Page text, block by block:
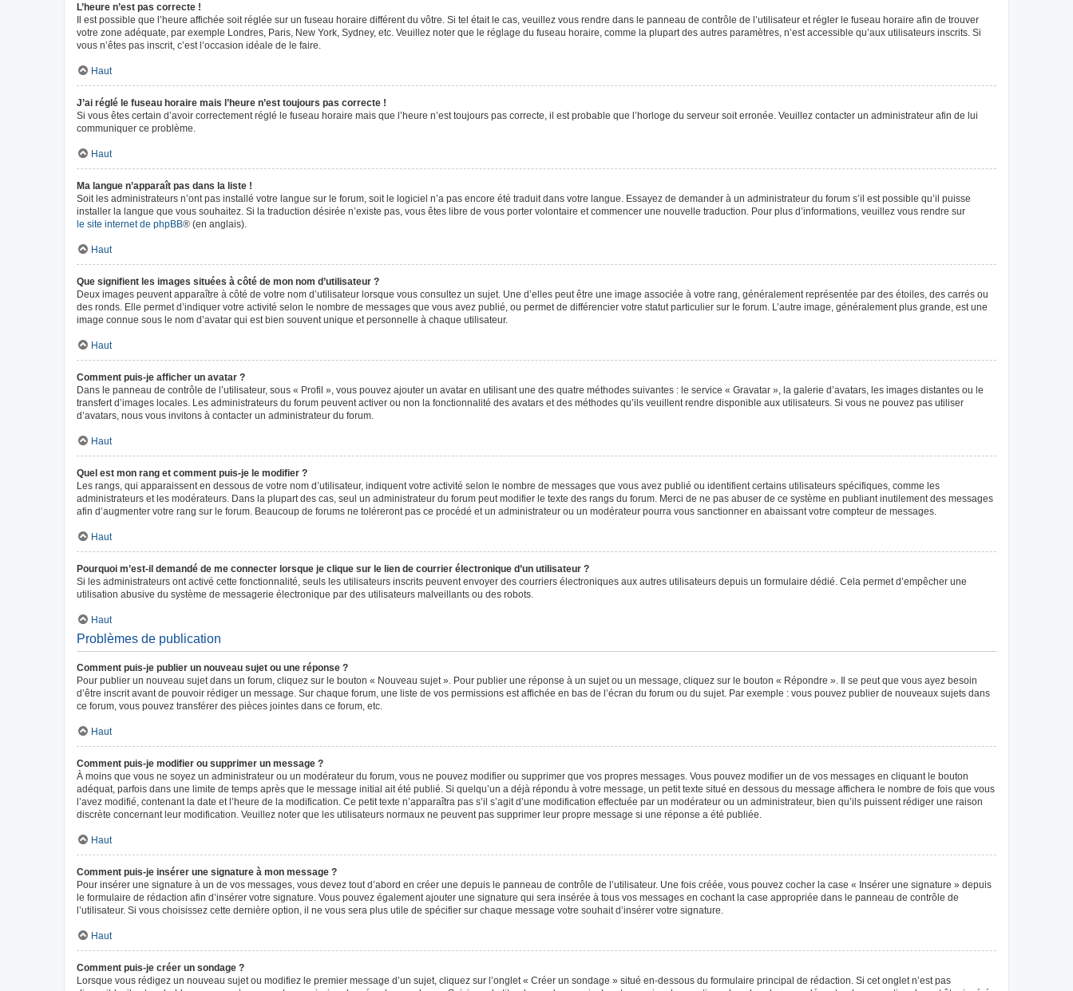
L’heure n’est pas correcte !
Il est possible que l’heure affichée soit réglée sur un fuseau horaire différent du vôtre. Si tel était le cas, veuillez vous rendre dans le panneau de contrôle de l’utilisateur et régler le fuseau horaire afin de trouver
votre zone adéquate, par exemple Londres, Paris, New York, Sydney, etc. Veuillez noter que le réglage du fuseau horaire, comme la plupart des autres paramètres, n’est accessible qu’aux utilisateurs inscrits. Si
vous n’êtes pas inscrit, c’est l’occasion idéale de le faire.
Haut
J’ai réglé le fuseau horaire mais l’heure n’est toujours pas correcte !
Si vous êtes certain d’avoir correctement réglé le fuseau horaire mais que l’heure n’est toujours pas correcte, il est probable que l’horloge du serveur soit erronée. Veuillez contacter un administrateur afin de lui
communiquer ce problème.
Haut
Ma langue n’apparaît pas dans la liste !
Soit les administrateurs n’ont pas installé votre langue sur le forum, soit le logiciel n’a pas encore été traduit dans votre langue. Essayez de demander à un administrateur du forum s’il est possible qu’il puisse
installer la langue que vous souhaitez. Si la traduction désirée n’existe pas, vous êtes libre de vous porter volontaire et commencer une nouvelle traduction. Pour plus d’informations, veuillez vous rendre sur
le site internet de phpBB® (en anglais).
Haut
Que signifient les images situées à côté de mon nom d’utilisateur ?
Deux images peuvent apparaître à côté de votre nom d’utilisateur lorsque vous consultez un sujet. Une d’elles peut être une image associée à votre rang, généralement représentée par des étoiles, des carrés ou
des ronds. Elle permet d’indiquer votre activité selon le nombre de messages que vous avez publié, ou permet de différencier votre statut particulier sur le forum. L’autre image, généralement plus grande, est une
image connue sous le nom d’avatar qui est bien souvent unique et personnelle à chaque utilisateur.
Haut
Comment puis-je afficher un avatar ?
Dans le panneau de contrôle de l’utilisateur, sous « Profil », vous pouvez ajouter un avatar en utilisant une des quatre méthodes suivantes : le service « Gravatar », la galerie d’avatars, les images distantes ou le
transfert d’images locales. Les administrateurs du forum peuvent activer ou non la fonctionnalité des avatars et des méthodes qu’ils veuillent rendre disponible aux utilisateurs. Si vous ne pouvez pas utiliser
d’avatars, nous vous invitons à contacter un administrateur du forum.
Haut
Quel est mon rang et comment puis-je le modifier ?
Les rangs, qui apparaissent en dessous de votre nom d’utilisateur, indiquent votre activité selon le nombre de messages que vous avez publié ou identifient certains utilisateurs spécifiques, comme les
administrateurs et les modérateurs. Dans la plupart des cas, seul un administrateur du forum peut modifier le texte des rangs du forum. Merci de ne pas abuser de ce système en publiant inutilement des messages
afin d’augmenter votre rang sur le forum. Beaucoup de forums ne toléreront pas ce procédé et un administrateur ou un modérateur pourra vous sanctionner en abaissant votre compteur de messages.
Haut
Pourquoi m’est-il demandé de me connecter lorsque je clique sur le lien de courrier électronique d’un utilisateur ?
Si les administrateurs ont activé cette fonctionnalité, seuls les utilisateurs inscrits peuvent envoyer des courriers électroniques aux autres utilisateurs depuis un formulaire dédié. Cela permet d’empêcher une
utilisation abusive du système de messagerie électronique par des utilisateurs malveillants ou des robots.
Haut
Problèmes de publication
Comment puis-je publier un nouveau sujet ou une réponse ?
Pour publier un nouveau sujet dans un forum, cliquez sur le bouton « Nouveau sujet ». Pour publier une réponse à un sujet ou un message, cliquez sur le bouton « Répondre ». Il se peut que vous ayez besoin
d’être inscrit avant de pouvoir rédiger un message. Sur chaque forum, une liste de vos permissions est affichée en bas de l’écran du forum ou du sujet. Par exemple : vous pouvez publier de nouveaux sujets dans
ce forum, vous pouvez transférer des pièces jointes dans ce forum, etc.
Haut
Comment puis-je modifier ou supprimer un message ?
À moins que vous ne soyez un administrateur ou un modérateur du forum, vous ne pouvez modifier ou supprimer que vos propres messages. Vous pouvez modifier un de vos messages en cliquant le bouton
adéquat, parfois dans une limite de temps après que le message initial ait été publié. Si quelqu’un a déjà répondu à votre message, un petit texte situé en dessous du message affichera le nombre de fois que vous
l’avez modifié, contenant la date et l’heure de la modification. Ce petit texte n’apparaîtra pas s’il s’agit d’une modification effectuée par un modérateur ou un administrateur, bien qu’ils puissent rédiger une raison
discrète concernant leur modification. Veuillez noter que les utilisateurs normaux ne peuvent pas supprimer leur propre message si une réponse a été publiée.
Haut
Comment puis-je insérer une signature à mon message ?
Pour insérer une signature à un de vos messages, vous devez tout d’abord en créer une depuis le panneau de contrôle de l’utilisateur. Une fois créée, vous pouvez cocher la case « Insérer une signature » depuis
le formulaire de rédaction afin d’insérer votre signature. Vous pouvez également ajouter une signature qui sera insérée à tous vos messages en cochant la case appropriée dans le panneau de contrôle de
l’utilisateur. Si vous choisissez cette dernière option, il ne vous sera plus utile de spécifier sur chaque message votre souhait d’insérer votre signature.
Haut
Comment puis-je créer un sondage ?
Lorsque vous rédigez un nouveau sujet ou modifiez le premier message d’un sujet, cliquez sur l’onglet « Créer un sondage » situé en-dessous du formulaire principal de rédaction. Si cet onglet n’est pas